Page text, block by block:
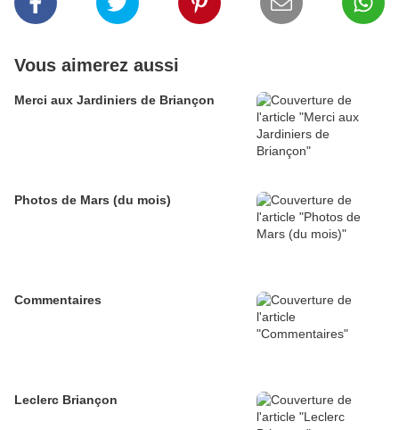
Vous aimerez aussi
Merci aux Jardiniers de Briançon
Photos de Mars (du mois)
Commentaires
Leclerc Briançon